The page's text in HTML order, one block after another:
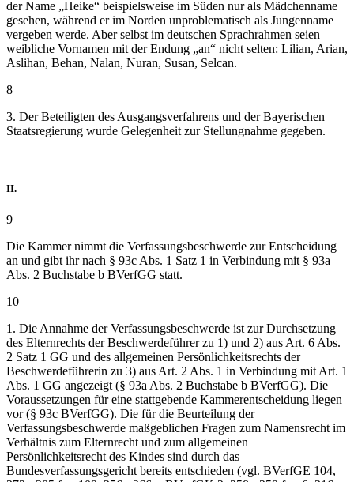
der Name „Heike“ beispielsweise im Süden nur als Mädchenname
gesehen, während er im Norden unproblematisch als Jungenname
vergeben werde. Aber selbst im deutschen Sprachrahmen seien
weibliche Vornamen mit der Endung „an“ nicht selten: Lilian, Arian,
Aslihan, Behan, Nalan, Nuran, Susan, Selcan.
8
3. Der Beteiligten des Ausgangsverfahrens und der Bayerischen
Staatsregierung wurde Gelegenheit zur Stellungnahme gegeben.
II.
9
Die Kammer nimmt die Verfassungsbeschwerde zur Entscheidung
an und gibt ihr nach § 93c Abs. 1 Satz 1 in Verbindung mit § 93a
Abs. 2 Buchstabe b BVerfGG statt.
10
1. Die Annahme der Verfassungsbeschwerde ist zur Durchsetzung
des Elternrechts der Beschwerdeführer zu 1) und 2) aus Art. 6 Abs.
2 Satz 1 GG und des allgemeinen Persönlichkeitsrechts der
Beschwerdeführerin zu 3) aus Art. 2 Abs. 1 in Verbindung mit Art. 1
Abs. 1 GG angezeigt (§ 93a Abs. 2 Buchstabe b BVerfGG). Die
Voraussetzungen für eine stattgebende Kammerentscheidung liegen
vor (§ 93c BVerfGG). Die für die Beurteilung der
Verfassungsbeschwerde maßgeblichen Fragen zum Namensrecht im
Verhältnis zum Elternrecht und zum allgemeinen
Persönlichkeitsrecht des Kindes sind durch das
Bundesverfassungsgericht bereits entschieden (vgl. BVerfGE 104,